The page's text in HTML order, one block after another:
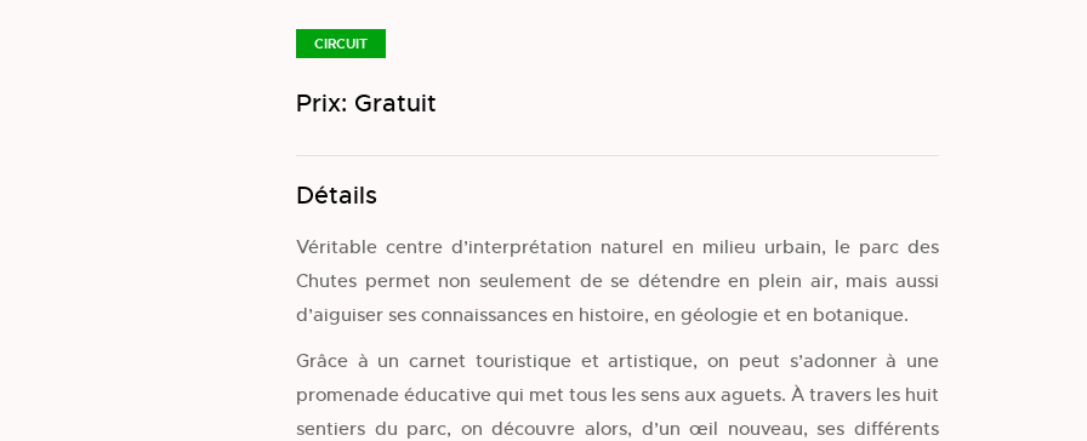
CIRCUIT
Prix: Gratuit
Détails
Véritable centre d’interprétation naturel en milieu urbain, le parc des
Chutes permet non seulement de se détendre en plein air, mais aussi
d’aiguiser ses connaissances en histoire, en géologie et en botanique.
Grâce à un carnet touristique et artistique, on peut s’adonner à une
promenade éducative qui met tous les sens aux aguets. À travers les huit
sentiers du parc, on découvre alors, d’un œil nouveau, ses différents